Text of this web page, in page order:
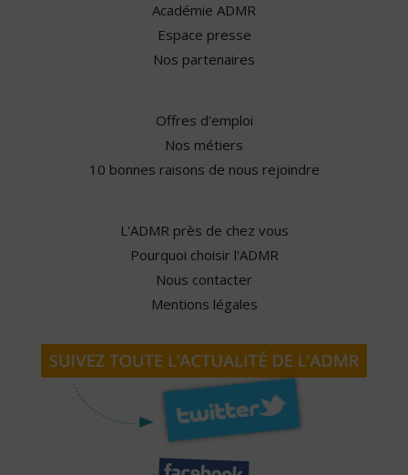
Académie ADMR
Espace presse
Nos partenaires
Offres d'emploi
Nos métiers
10 bonnes raisons de nous rejoindre
L'ADMR près de chez vous
Pourquoi choisir l'ADMR
Nous contacter
Mentions légales